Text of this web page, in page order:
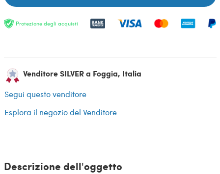
Protezione degli acquisti
Venditore SILVER a Foggia, Italia
Segui questo venditore
Esplora il negozio del Venditore
Descrizione dell'oggetto